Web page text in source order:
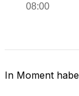
In Moment